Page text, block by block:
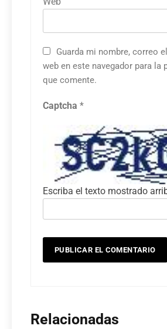
Guarda mi nombre, correo
web en este navegador para la
que comente.
Captcha *
Escriba el texto mostrado
Relacionadas